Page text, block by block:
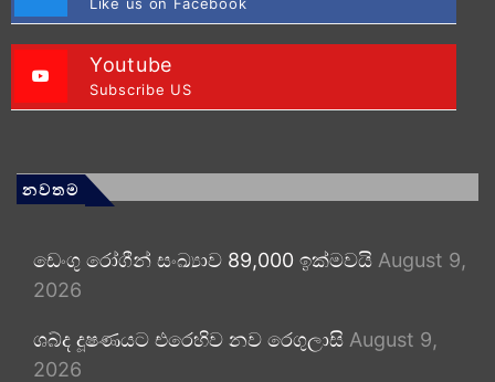
Youtube
Subscribe US
නවතම
ඩෙංගු රෝගීන් සංඛ්‍යාව 89,000 ඉක්මවයි August 9,
2026
ශබ්ද දූෂණයට එරෙහිව නව රෙගුලාසි August 9,
2026